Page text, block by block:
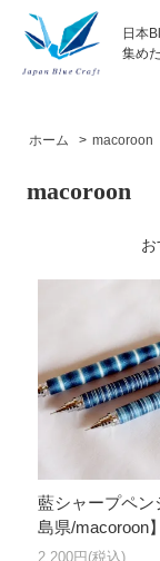
日本
集め
ホーム > macoroon
macoroon
藍シャープペン
島県/macoroon】
2,200円(税込)